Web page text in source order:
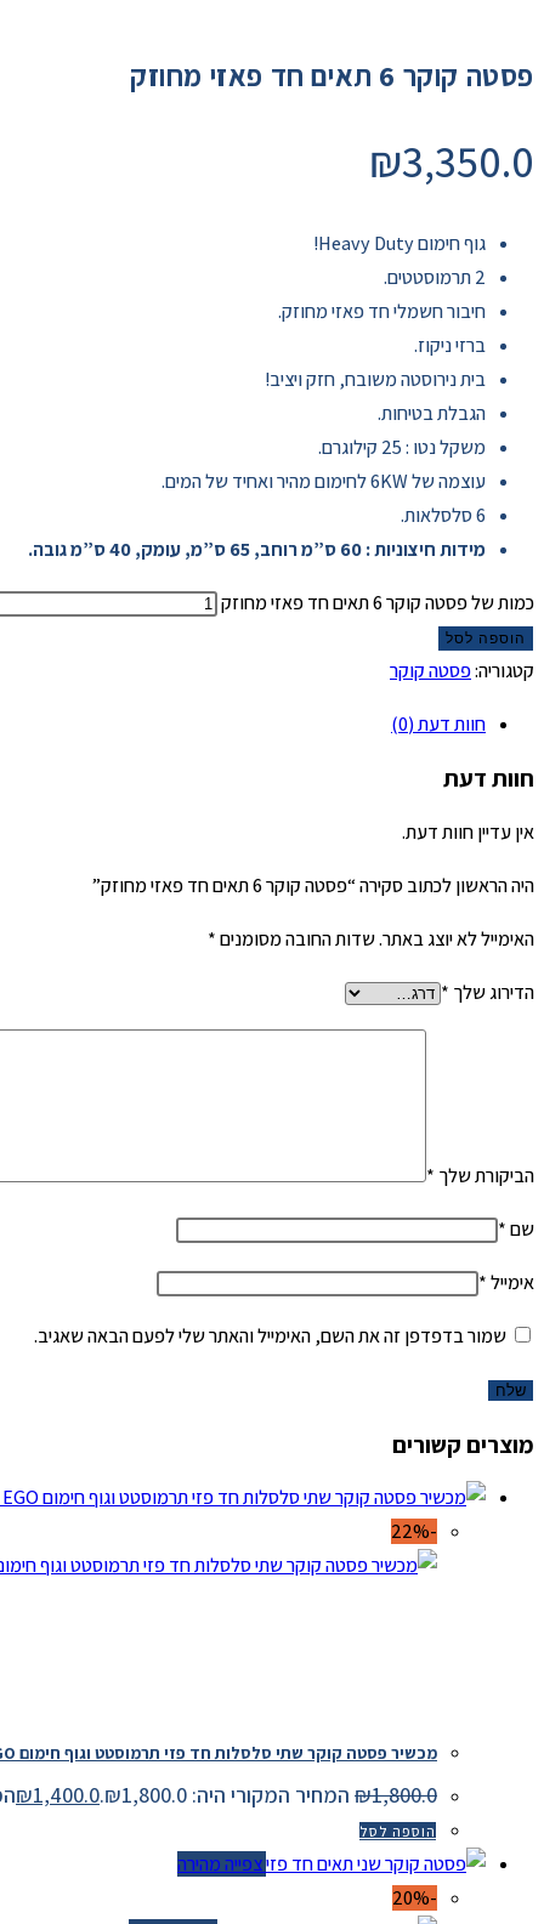
פסטה קוקר 6 תאים חד פאזי מחוזק
₪3,350.0
גוף חימום Heavy Duty!
חיבור חשמלי חד פאזי מחוזק.
ברזי ניקוז.
בית נירוסטה משובח, חזק ויציב!
הגבלת בטיחות.
משקל נטו : 25 קילוגרם.
עוצמה של 6KW לחימום מהיר ואחיד של המים.
מידות חיצוניות : 60 ס”מ רוחב, 65 ס”מ, עומק, 40 ס”מ גובה.
כמות של פסטה קוקר 6 תאים חד פאזי מחוזק
הוספה לסל
קטגוריה:פסטה קוקר
חוות דעת (0)
חוות דעת
אין עדיין חוות דעת.
היה הראשון לכתוב סקירה “פסטה קוקר 6 תאים חד פאזי מחוזק”
האימייל לא יוצג באתר.שדות החובה מסומנים*
הדירוג שלך*
הביקורת שלך*
שם*
אימייל*
שמור בדפדפן זה את השם, האימייל והאתר שלי לפעם הבאה שאגיב.
מוצרים קשורים
מכשיר פסטה קוקר שתי סלסלות חד פזי תרמוסטט וגוף חימום EGO גרמני תעשייתי
₪1,800.0 המחיר המקורי היה: ₪1,800.0. ₪1,400.0
הוספה לסל
צפייה מהירה